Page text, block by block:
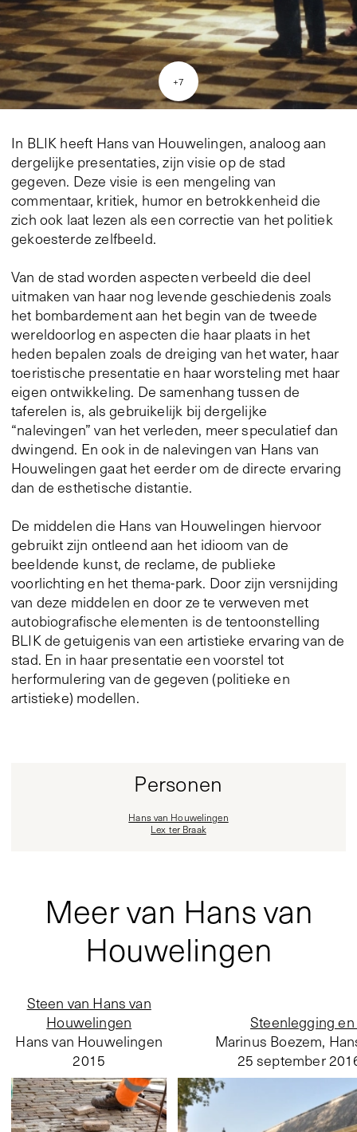
+7
In BLIK heeft Hans van Houwelingen, analoog aan
dergelijke presentaties, zijn visie op de stad
gegeven. Deze visie is een mengeling van
commentaar, kritiek, humor en betrokkenheid die
zich ook laat lezen als een correctie van het politiek
gekoesterde zelfbeeld.
Van de stad worden aspecten verbeeld die deel
uitmaken van haar nog levende geschiedenis zoals
het bombardement aan het begin van de tweede
wereldoorlog en aspecten die haar plaats in het
heden bepalen zoals de dreiging van het water, haar
toeristische presentatie en haar worsteling met haar
eigen ontwikkeling. De samenhang tussen de
taferelen is, als gebruikelijk bij dergelijke
“nalevingen” van het verleden, meer speculatief dan
dwingend. En ook in de nalevingen van Hans van
Houwelingen gaat het eerder om de directe ervaring
dan de esthetische distantie.
De middelen die Hans van Houwelingen hiervoor
gebruikt zijn ontleend aan het idioom van de
beeldende kunst, de reclame, de publieke
voorlichting en het thema-park. Door zijn versnijding
van deze middelen en door ze te verweven met
autobiografische elementen is de tentoonstelling
BLIK de getuigenis van een artistieke ervaring van de
stad. En in haar presentatie een voorstel tot
herformulering van de gegeven (politieke en
artistieke) modellen.
Personen
Hans van Houwelingen
Lex ter Braak
Meer van Hans van
Houwelingen
Steen van Hans van
Houwelingen
Hans van Houwelingen
2015
Steenlegging
Marinus Boezem,
25 september